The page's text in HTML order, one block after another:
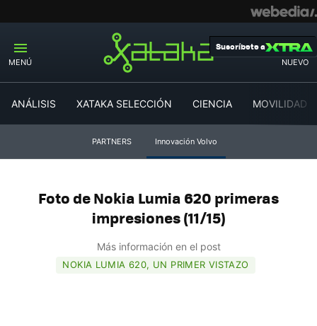
MENÚ NUEVO
Suscríbete a
ANÁLISIS XATAKA SELECCIÓN CIENCIA MOVILIDAD
PARTNERS Innovación Volvo
Foto de Nokia Lumia 620 primeras
impresiones (11/15)
Más información en el post
NOKIA LUMIA 620, UN PRIMER VISTAZO